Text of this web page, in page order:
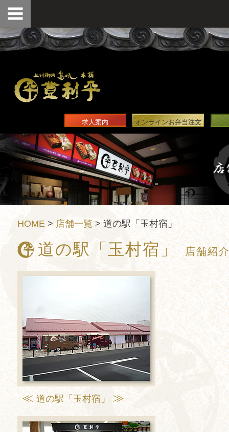
オンラインお弁当注文
求人案内
HOME > 店舗一覧 > 道の駅「玉村宿」
道の駅「玉村宿」 店舗紹
道の駅「玉村宿」